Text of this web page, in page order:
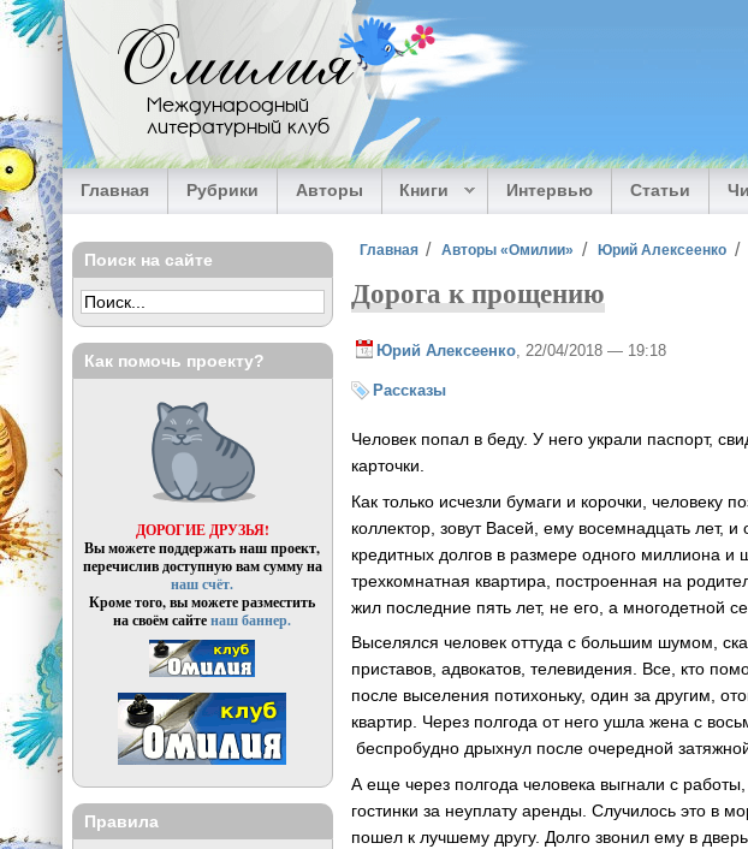
Перейти к основному содержанию
Омилия
Международный
литературный клуб
Главная Рубрики Авторы Книги Интервью Статьи
Вы здесь
Главная Авторы «Омилии» Юрий Алексеенко
Дорога к прощению
Юрий Алексеенко , 22/04/2018 — 19:18
Рассказы
Человек попал в беду. У него украли паспорт,
карточки.
Как только исчезли бумаги и корочки,
коллектор, зовут Васей, ему восемнадцать лет,
кредитных долгов в размере одного миллиона и
трехкомнатная квартира, построенная на
жил последние пять лет, не его, а многодетной
Выселялся человек оттуда с большим шумом,
приставов, адвокатов, телевидения. Все, кто
после выселения потихоньку, один за другим,
квартир. Через полгода от него ушла жена с
беспробудно дрыхнул после очередной
А еще через полгода человека выгнали с
гостинки за неуплату аренды. Случилось это в
пошел к лучшему другу. Долго звонил ему в
Поиск на сайте
Как помочь проекту?
ДОРОГИЕ ДРУЗЬЯ!
Вы можете поддержать наш проект,
перечислив доступную вам сумму на
наш счёт.
Кроме того, вы можете разместить
на своём сайтенаш баннер.
Правила